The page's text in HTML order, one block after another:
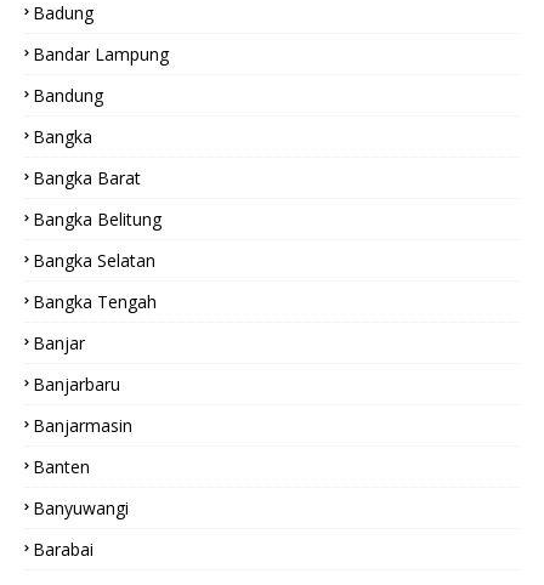
Badung
Bandar Lampung
Bandung
Bangka
Bangka Barat
Bangka Belitung
Bangka Selatan
Bangka Tengah
Banjar
Banjarbaru
Banjarmasin
Banten
Banyuwangi
Barabai